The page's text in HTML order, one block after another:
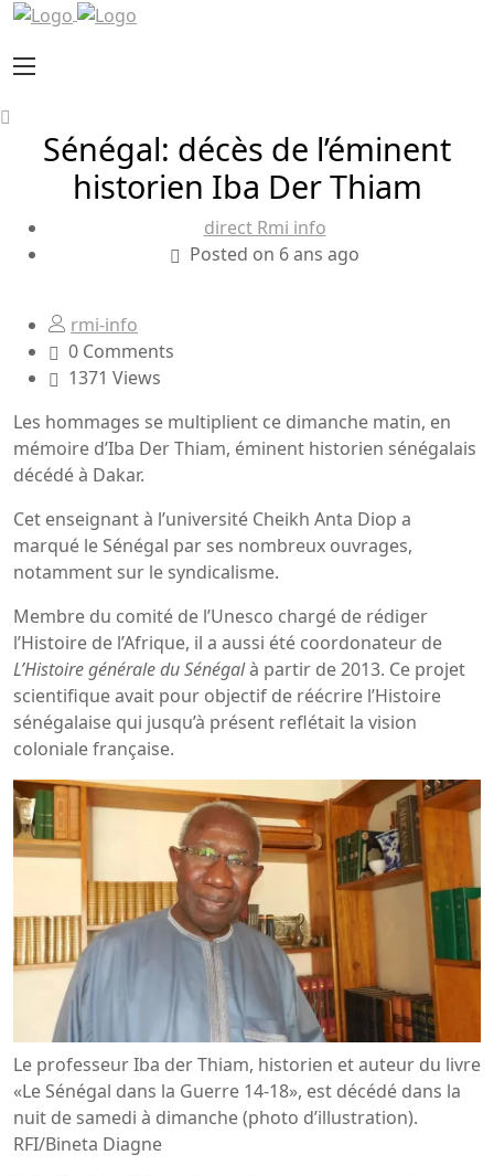
Sénégal: décès de l’éminent
historien Iba Der Thiam
direct Rmi info
Posted on 6 ans ago
rmi-info
0 Comments
1371 Views
Les hommages se multiplient ce dimanche matin, en
mémoire d’Iba Der Thiam, éminent historien sénégalais
décédé à Dakar.
Cet enseignant à l’université Cheikh Anta Diop a
marqué le Sénégal par ses nombreux ouvrages,
notamment sur le syndicalisme.
Membre du comité de l’Unesco chargé de rédiger
l’Histoire de l’Afrique, il a aussi été coordonateur de
L’Histoire générale du Sénégalà partir de 2013. Ce projet
scientifique avait pour objectif de réécrire l’Histoire
sénégalaise qui jusqu’à présent reflétait la vision
coloniale française.
Le professeur Iba der Thiam, historien et auteur du livre
«Le Sénégal dans la Guerre 14-18», est décédé dans la
nuit de samedi à dimanche (photo d’illustration).
RFI/Bineta Diagne